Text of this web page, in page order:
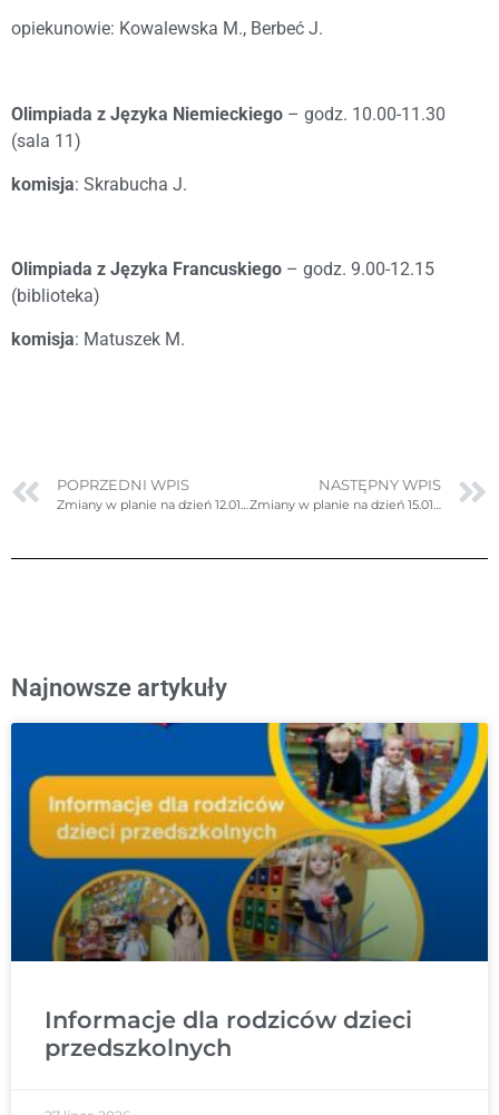
opiekunowie: Kowalewska M., Berbeć J.
Olimpiada z Języka Niemieckiego – godz. 10.00-11.30
(sala 11)
komisja: Skrabucha J.
Olimpiada z Języka Francuskiego – godz. 9.00-12.15
(biblioteka)
komisja: Matuszek M.
POPRZEDNI WPIS
Zmiany w planie na dzień 12.01.2024r. (piątek)
NASTĘPNY WPIS
Zmiany w planie na dzień 15.01.2024r. (poniedziałek)
Najnowsze artykuły
Informacje dla rodziców dzieci
przedszkolnych